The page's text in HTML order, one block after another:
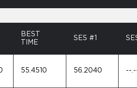
BEST
TIME
SES #1
55.4510 56.2040 --